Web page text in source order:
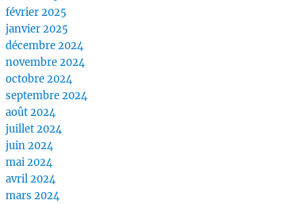
février 2025
janvier 2025
décembre 2024
novembre 2024
octobre 2024
septembre 2024
août 2024
juillet 2024
juin 2024
mai 2024
avril 2024
mars 2024